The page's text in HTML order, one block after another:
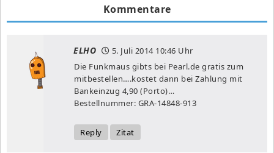
Kommentare
ELHO 5. Juli 201410:46 Uhr
Die Funkmaus gibts bei Pearl.de gratis zum
mitbestellen….kostet dann bei Zahlung mit
Bankeinzug 4,90 (Porto)…
Bestellnummer: GRA-14848-913
Reply Zitat